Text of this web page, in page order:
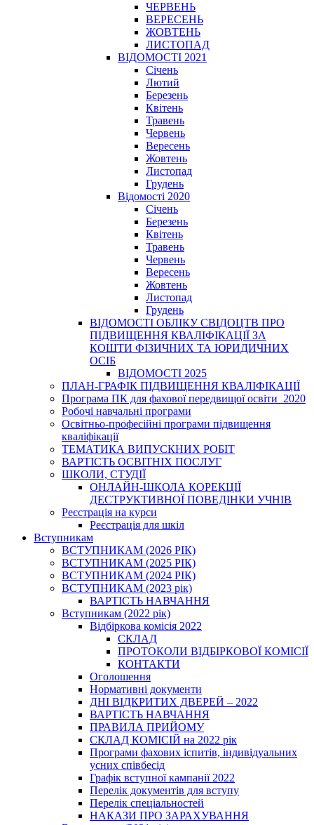
ЧЕРВЕНЬ
ВЕРЕСЕНЬ
ЖОВТЕНЬ
ЛИСТОПАД
ВІДОМОСТІ 2021
Січень
Лютий
Березень
Квітень
Травень
Червень
Вересень
Жовтень
Листопад
Грудень
Відомості 2020
Січень
Березень
Квітень
Травень
Червень
Вересень
Жовтень
Листопад
Грудень
ВІДОМОСТІ ОБЛІКУ СВІДОЦТВ ПРО
ПІДВИЩЕННЯ КВАЛІФІКАЦІЇ ЗА
КОШТИ ФІЗИЧНИХ ТА ЮРИДИЧНИХ
ОСІБ
ВІДОМОСТІ 2025
ПЛАН-ГРАФІК ПІДВИЩЕННЯ КВАЛІФІКАЦІЇ
Програма ПК для фахової передвищої освіти_2020
Робочі навчальні програми
Освітньо-професійні програми підвищення
кваліфікації
ТЕМАТИКА ВИПУСКНИХ РОБІТ
ВАРТІСТЬ ОСВІТНІХ ПОСЛУГ
ШКОЛИ, СТУДІЇ
ОНЛАЙН-ШКОЛА КОРЕКЦІЇ
ДЕСТРУКТИВНОЇ ПОВЕДІНКИ УЧНІВ
Реєстрація на курси
Реєстрація для шкіл
Вступникам
ВСТУПНИКАМ (2026 РІК)
ВСТУПНИКАМ (2025 РІК)
ВСТУПНИКАМ (2024 РІК)
ВСТУПНИКАМ (2023 рік)
ВАРТІСТЬ НАВЧАННЯ
Вступникам (2022 рік)
Відбіркова комісія 2022
СКЛАД
ПРОТОКОЛИ ВІДБІРКОВОЇ КОМІСІЇ
КОНТАКТИ
Оголошення
Нормативні документи
ДНІ ВІДКРИТИХ ДВЕРЕЙ – 2022
ВАРТІСТЬ НАВЧАННЯ
ПРАВИЛА ПРИЙОМУ
СКЛАД КОМІСІЙ на 2022 рік
Програми фахових іспитів, індивідуальних
усних співбесід
Графік вступної кампанії 2022
Перелік документів для вступу
Перелік спеціальностей
НАКАЗИ ПРО ЗАРАХУВАННЯ